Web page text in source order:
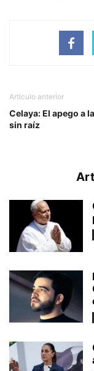
Artículo anterior
Celaya: El apego a
sin raíz